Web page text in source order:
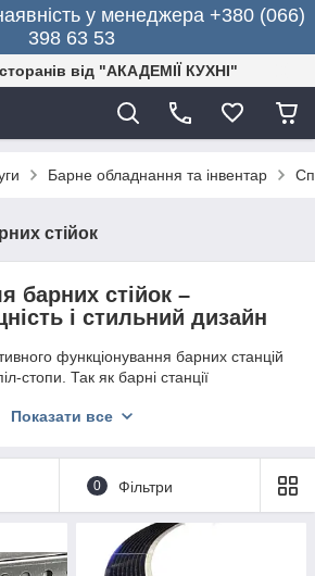
у менеджера +380 (066)
398 63 53
від "АКАДЕМІЇ КУХНІ"
Барне обладнання та інвентар
стійок
барних стійок –
і стильний дизайн
функціонування барних станцій
стопи. Так як барні станції
і напоїв,спіл-стопи для барних
вартістю. Спеціальне
барменам істотно
При експлуатації каплесборники зі
зливу врізаються або накладаються
Показати все
0 Фільтри